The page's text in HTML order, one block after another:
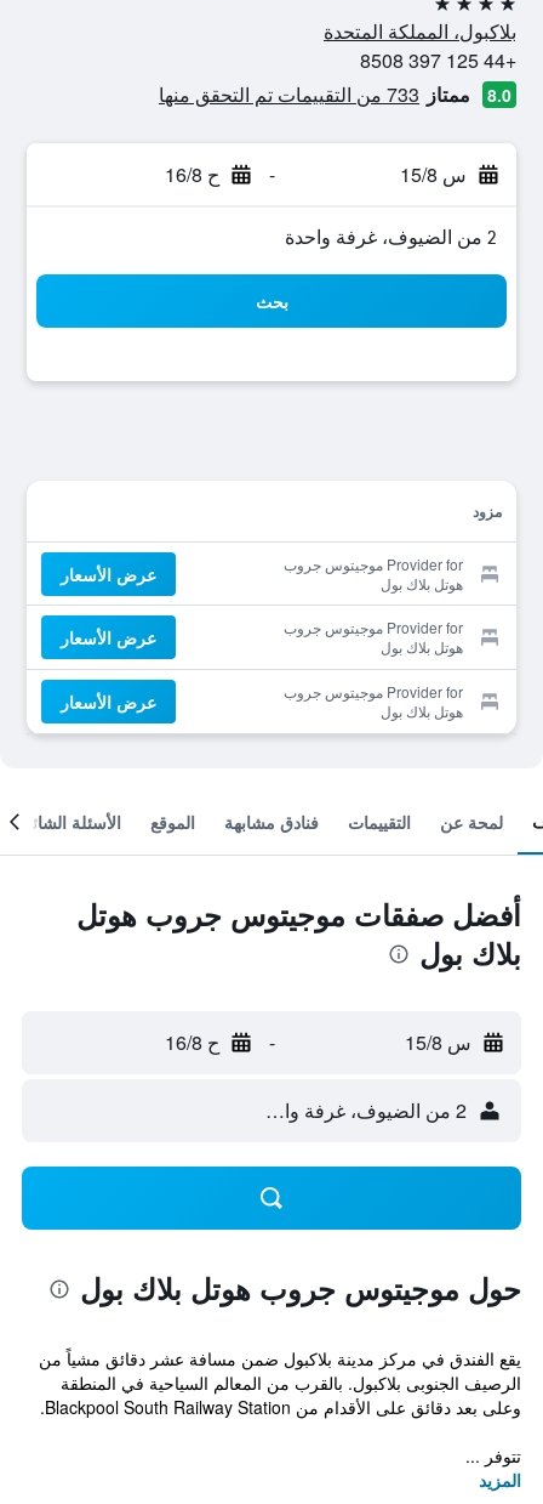
4 نجوم
بلاكبول، المملكة المتحدة
+44 125 397 8508
8.0 ممتاز 733 من التقييمات تم التحقق منها
س 15/8 - ح 16/8
2 من الضيوف، غرفة واحدة
بحث
مزود
Provider for موجيتوس جروب
هوتل بلاك بول
عرض الأسعار
Provider for موجيتوس جروب
هوتل بلاك بول
عرض الأسعار
Provider for موجيتوس جروب
هوتل بلاك بول
عرض الأسعار
لمحة عن التقييمات فنادق مشابهة الموقع الأسئلة الشائعة
أفضل صفقات موجيتوس جروب هوتل
بلاك بول
س 15/8 - ح 16/8
2 من الضيوف، غرفة واحدة
حول موجيتوس جروب هوتل بلاك بول
يقع الفندق في مركز مدينة بلاكبول ضمن مسافة عشر دقائق مشياً من
الرصيف الجنوبى بلاكبول. بالقرب من المعالم السياحية في المنطقة
وعلى بعد دقائق على الأقدام من Blackpool South Railway Station.
تتوفر ...
المزيد